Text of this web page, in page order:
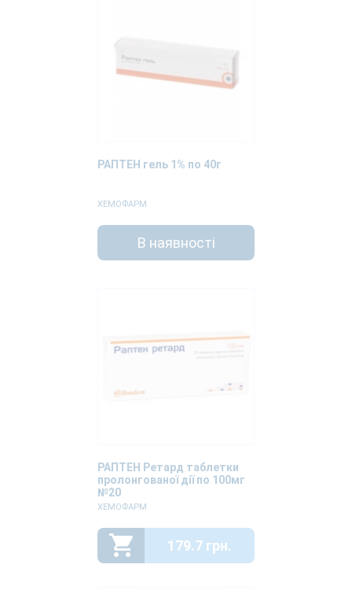
РАПТЕН гель 1% по 40г
ХЕМОФАРМ
В наявності
РАПТЕН Ретард таблетки
пролонгованої дії по 100мг
№20
ХЕМОФАРМ
179.7 грн.